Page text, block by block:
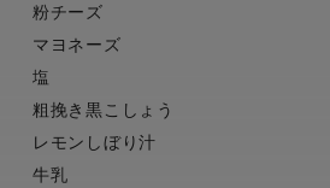
粉チーズ
マヨネーズ
塩
粗挽き黒こしょう
レモンしぼり汁
牛乳